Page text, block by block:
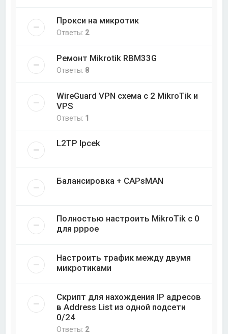
Прокси на микротик
Ответы: 2
Ремонт Mikrotik RBM33G
Ответы: 8
WireGuard VPN схема с 2 MikroTik и
VPS
Ответы: 1
L2TP Ipcek
Балансировка + CAPsMAN
Полностью настроить MikroTik с 0
для pppoe
Настроить трафик между двумя
микротиками
Скрипт для нахождения IP адресов
в Address List из одной подсети
0/24
Ответы: 2